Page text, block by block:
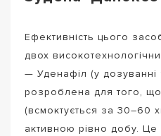
Ефективність цього
двох
— Уденафіл (у
розроблена для того,
(всмоктується за 30–60
активною рівно добу. Це